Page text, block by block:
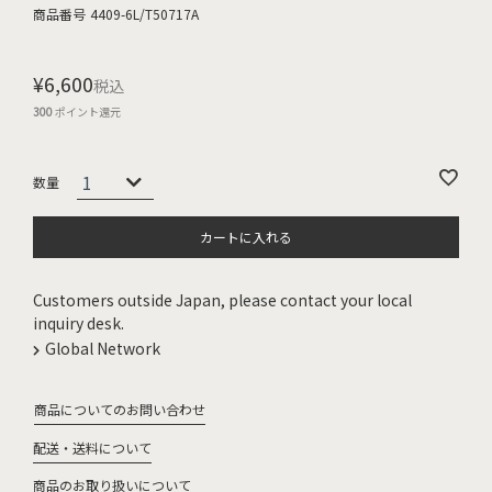
商品番号 4409-6L/T50717A
¥6,600税込
300ポイント還元
カートに入れる
Customers outside Japan, please contact your local
inquiry desk.
Global Network
商品についてのお問い合わせ
配送・送料について
商品のお取り扱いについて